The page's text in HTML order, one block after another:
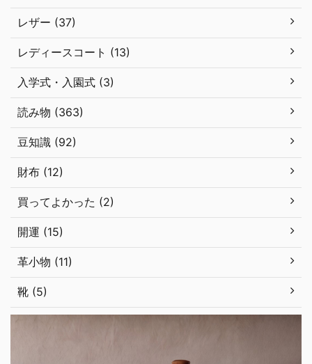
レザー (37)
レディースコート (13)
入学式・入園式 (3)
読み物 (363)
豆知識 (92)
財布 (12)
買ってよかった (2)
開運 (15)
革小物 (11)
靴 (5)